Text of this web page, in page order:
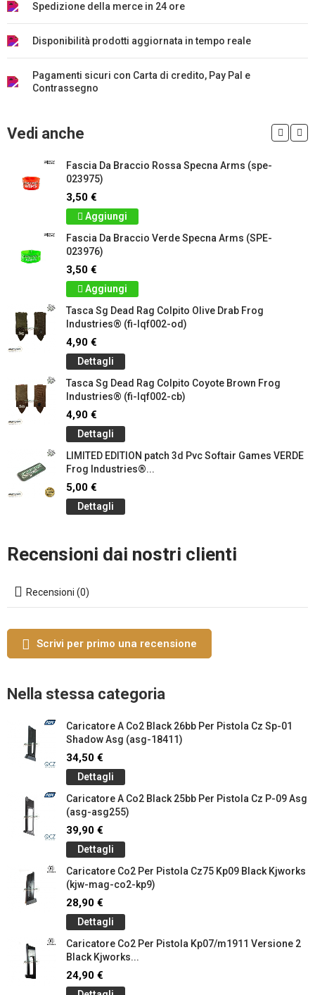
Spedizione della merce in 24 ore
Disponibilità prodotti aggiornata in tempo reale
Pagamenti sicuri con Carta di credito, Pay Pal e
Contrassegno
Vedi anche
Fascia Da Braccio Rossa Specna Arms (spe-
023975)
3,50 €
Aggiungi
Fascia Da Braccio Verde Specna Arms (SPE-
023976)
3,50 €
Aggiungi
Tasca Sg Dead Rag Colpito Olive Drab Frog
Industries® (fi-lqf002-od)
4,90 €
Dettagli
Tasca Sg Dead Rag Colpito Coyote Brown Frog
Industries® (fi-lqf002-cb)
4,90 €
Dettagli
LIMITED EDITION patch 3d Pvc Softair Games VERDE
Frog Industries®...
5,00 €
Dettagli
Recensioni dai nostri clienti
Recensioni (0)
Scrivi per primo una recensione
Nella stessa categoria
Caricatore A Co2 Black 26bb Per Pistola Cz Sp-01
Shadow Asg (asg-18411)
34,50 €
Dettagli
Caricatore A Co2 Black 25bb Per Pistola Cz P-09 Asg
(asg-asg255)
39,90 €
Dettagli
Caricatore Co2 Per Pistola Cz75 Kp09 Black Kjworks
(kjw-mag-co2-kp9)
28,90 €
Dettagli
Caricatore Co2 Per Pistola Kp07/m1911 Versione 2
Black Kjworks...
24,90 €